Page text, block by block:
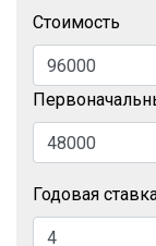
Стоимость
Годовая